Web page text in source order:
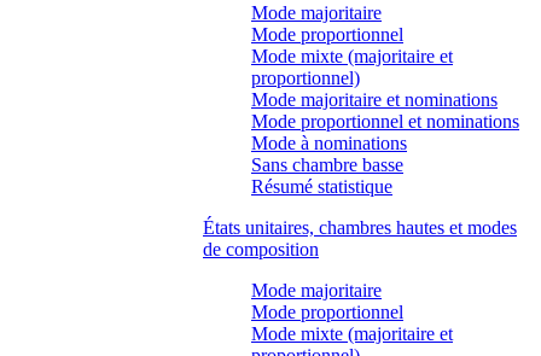
Mode majoritaire
Mode proportionnel
Mode mixte (majoritaire et
proportionnel)
Mode majoritaire et nominations
Mode proportionnel et nominations
Mode à nominations
Sans chambre basse
Résumé statistique
États unitaires, chambres hautes et modes
de composition
Mode majoritaire
Mode proportionnel
Mode mixte (majoritaire et